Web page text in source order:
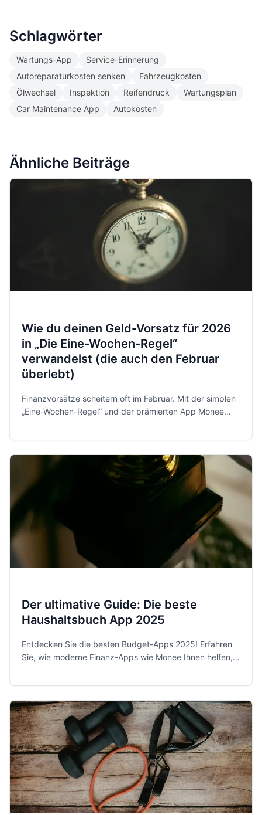
Schlagwörter
Wartungs-App
Service-Erinnerung
Autoreparaturkosten senken
Fahrzeugkosten
Ölwechsel
Inspektion Reifendruck
Wartungsplan
Car Maintenance App
Autokosten
Ähnliche Beiträge
Wie du deinen Geld-Vorsatz für 2026
in „Die Eine-Wochen-Regel“
verwandelst (die auch den Februar
überlebt)
Finanzvorsätze scheitern oft im Februar. Mit der simplen
„Eine-Wochen-Regel“ und der prämierten App Monee
Der ultimative Guide: Die beste
Haushaltsbuch App 2025
Entdecken Sie die besten Budget-Apps 2025! Erfahren
Sie, wie moderne Finanz-Apps wie Monee Ihnen helfen,